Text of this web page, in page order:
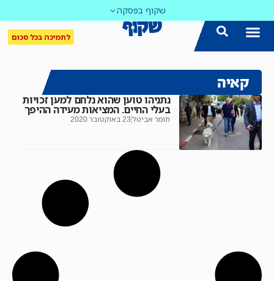
שקוף בפסקה
לתמיכה בכל סכום
קאיה
נתניהו טוען שהוא נלחם למען זכויות
בעלי החיים. המציאות מעידה ההיפך
תומר אביטל 23 באוקטובר 2020